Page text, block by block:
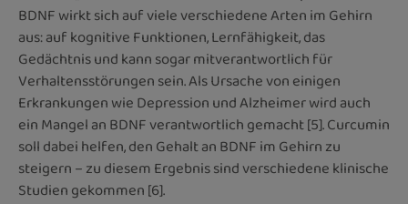
BDNF wirkt sich auf viele verschiedene Arten im Gehirn
aus: auf kognitive Funktionen, Lernfähigkeit, das
Gedächtnis und kann sogar mitverantwortlich für
Verhaltensstörungen sein. Als Ursache von einigen
Erkrankungen wie Depression und Alzheimer wird auch
ein Mangel an BDNF verantwortlich gemacht [5]. Curcumin
soll dabei helfen, den Gehalt an BDNF im Gehirn zu
steigern – zu diesem Ergebnis sind verschiedene klinische
Studien gekommen [6].